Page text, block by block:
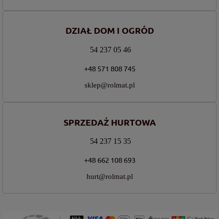
DZIAŁ DOM I OGRÓD
54 237 05 46
+48 571 808 745
sklep@rolmat.pl
SPRZEDAŻ HURTOWA
54 237 15 35
+48 662 108 693
hurt@rolmat.pl